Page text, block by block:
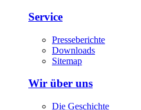
Service
Presseberichte
Downloads
Sitemap
Wir über uns
Die Geschichte